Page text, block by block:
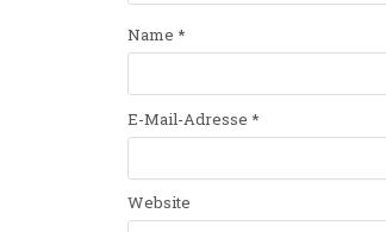
Name *
E-Mail-Adresse *
Website